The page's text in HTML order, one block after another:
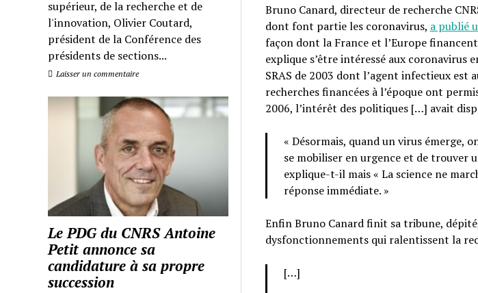
supérieur, de la recherche et de
l'innovation, Olivier Coutard,
président de la Conférence des
présidents de sections...
Laisser un commentaire
Le PDG du CNRS Antoine
Petit annonce sa
candidature à sa propre
succession
Bruno Canard, directeur de recherche
dont font partie les coronavirus, a publié
façon dont la France et l’Europe
explique s’être intéressé aux coronavirus
SRAS de 2003 dont l’agent infectieux est
recherches financées à l’époque ont
2006, l’intérêt des politiques […] avait
« Désormais, quand un virus émerge,
se mobiliser en urgence et de trouver
explique-t-il mais « La science ne
réponse immédiate. »
Enfin Bruno Canard finit sa tribune,
dysfonctionnements qui ralentissent la
[…]